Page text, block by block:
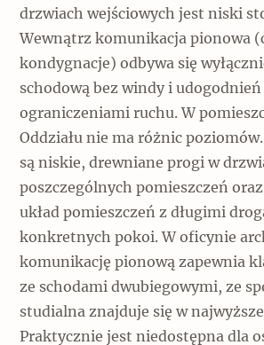
drzwiach wejściowych jest niski
Wewnątrz komunikacja pionowa
kondygnacje) odbywa się
schodową bez windy i udogodnień
ograniczeniami ruchu. W
Oddziału nie ma różnic
są niskie, drewniane progi w
poszczególnych pomieszczeń
układ pomieszczeń z długimi
konkretnych pokoi. W oficynie
komunikację pionową zapewnia
ze schodami dwubiegowymi, ze
studialna znajduje się w
Praktycznie jest niedostępna dla